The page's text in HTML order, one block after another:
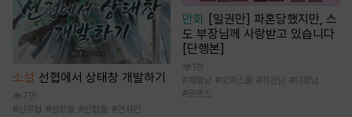
소설 선협에서 상태창 개발하기
7만
#신무협 #성장물 #선협물 #먼치킨
만화 [일권만] 파혼당했지만, 스
도 부장님께 사랑받고 있습니다
[단행본]
1천
#재벌남 #오피스물 #직진남 #다정남
#로맨스